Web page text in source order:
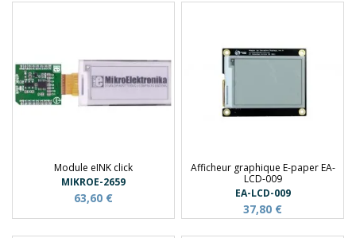
Module eINK click
MIKROE-2659
63,60 €
Afficheur graphique E-paper EA-
LCD-009
EA-LCD-009
37,80 €